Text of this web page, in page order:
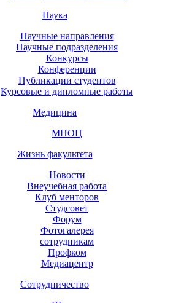
Наука
Научные направления
Научные подразделения
Конкурсы
Конференции
Публикации студентов
Курсовые и дипломные работы
Медицина
МНОЦ
Жизнь факультета
Новости
Внеучебная работа
Клуб менторов
Студсовет
Форум
Фотогалерея
сотрудникам
Профком
Медиацентр
Сотрудничество